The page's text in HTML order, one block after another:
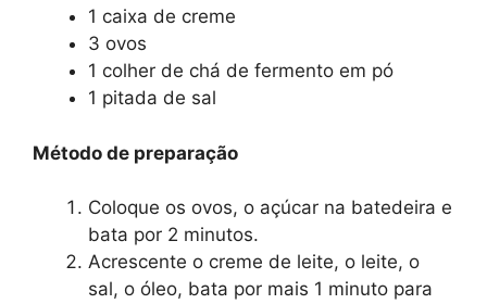
1 caixa de creme
3 ovos
1 colher de chá de fermento em pó
1 pitada de sal
Método de preparação
Coloque os ovos, o açúcar na batedeira e
bata por 2 minutos.
Acrescente o creme de leite, o leite, o
sal, o óleo, bata por mais 1 minuto para